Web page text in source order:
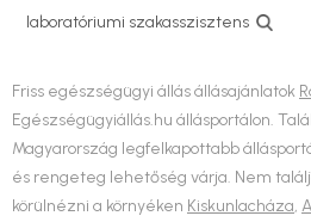
laboratóriumi szakasszisztens
Friss egészségügyi állás állásajánlatok
Egészségügyiállás.hu állásportálon.
Magyarország legfelkapottabb
és rengeteg lehetőség várja. Nem
körülnézni a környéken Kiskunlacháza,